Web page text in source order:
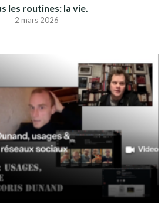
les routines: la vie.
2 mars 2026